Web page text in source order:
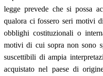
legge prevede che si possa
qualora ci fossero seri motivi
obblighi costituzionali o
motivi di cui sopra non sono
suscettibili di ampia
acquistato nel paese di